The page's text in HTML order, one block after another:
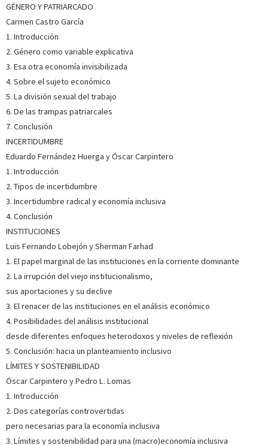
reflexiones de fondo sobre los fundamentos del
pensamiento económico con análisis concretos que
SOBRE JAIME NIETO (ESCRITOR)
Profesor del Departamento de Economía Aplicada y
miembro del Grupo de Energía, Economía y Dinámica de
Sistemas (GEEDS) de la Universidad de Valladolid. Sus líneas
Ver más sobre el autor
Doctor en Sociología y Antropología por la Universidad
profesor sustituto en el Departamento de Sociologí...
más sobre el autor
SOBRE ALBERT RECIO ANDREU (ESCRITOR)
Profesor honorario de la Universitat Autónoma de
participado en investigaciones sobre determinantes de la
estructura laboral, condiciones de trabajo, salarios etc. Ha
publicado diversos libros y capítulos en obras colectivas, así
c...Ver más sobre el autor
Doctor en Filosofía y profesor de Sociología en la
Universidad Complutense de Madrid. Ha publicado
GÉNERO Y PATRIARCADO
Carmen Castro García
1. Introducción
2. Género como variable explicativa
3. Esa otra economía invisibilizada
4. Sobre el sujeto económico
5. La división sexual del trabajo
6. De las trampas patriarcales
7. Conclusión
INCERTIDUMBRE
Eduardo Fernández Huerga y Óscar Carpintero
1. Introducción
2. Tipos de incertidumbre
3. Incertidumbre radical y economía inclusiva
4. Conclusión
INSTITUCIONES
Luis Fernando Lobejón y Sherman Farhad
1. El papel marginal de las instituciones en la corriente dominante
2. La irrupción del viejo institucionalismo,
sus aportaciones y su declive
3. El renacer de las instituciones en el análisis económico
4. Posibilidades del análisis institucional
desde diferentes enfoques heterodoxos y niveles de reflexión
5. Conclusión: hacia un planteamiento inclusivo
LÍMITES Y SOSTENIBILIDAD
Óscar Carpintero y Pedro L. Lomas
1. Introducción
2. Dos categorías controvertidas
pero necesarias para la economía inclusiva
3. Límites y sostenibilidad para una (macro)economía inclusiva